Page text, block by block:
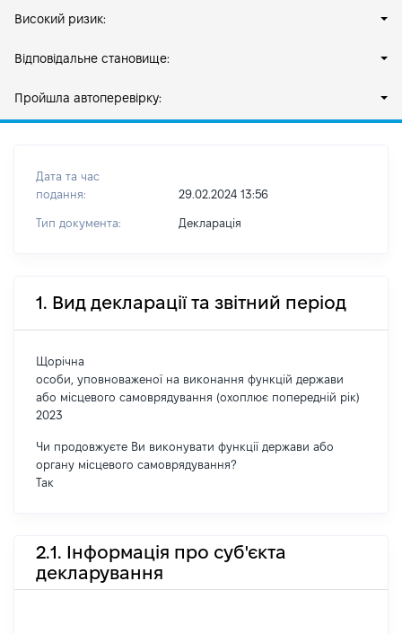
Високий ризик:
Відповідальне становище:
Пройшла автоперевірку:
Дата та час
подання:
29.02.2024 13:56
Тип документа: Декларація
1. Вид декларації та звітний період
Щорічна
особи, уповноваженої на виконання функцій держави
або місцевого самоврядування (охоплює попередній рік)
2023
Чи продовжуєте Ви виконувати функції держави або
органу місцевого самоврядування?
Так
2.1. Інформація про суб'єкта
декларування